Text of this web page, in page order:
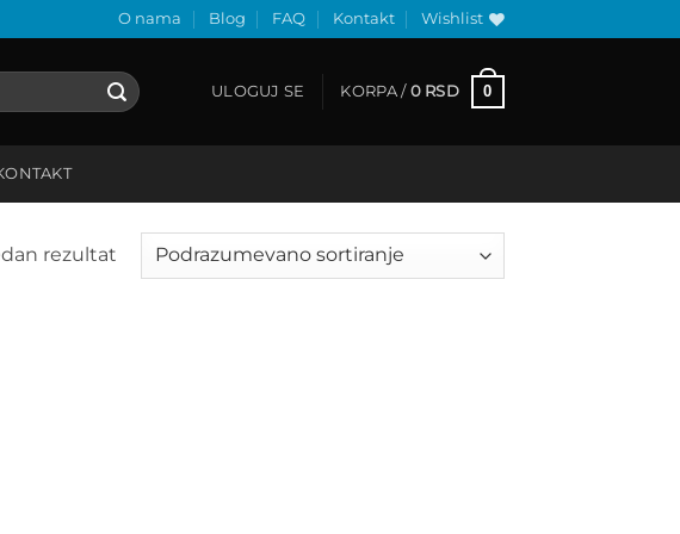
O nama Blog FAQ Kontakt Wishlist
ULOGUJ SE KORPA / 0 RSD 0
rezultat